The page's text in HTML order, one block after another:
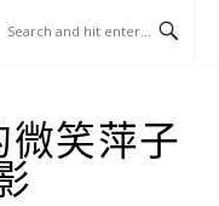
微笑萍子